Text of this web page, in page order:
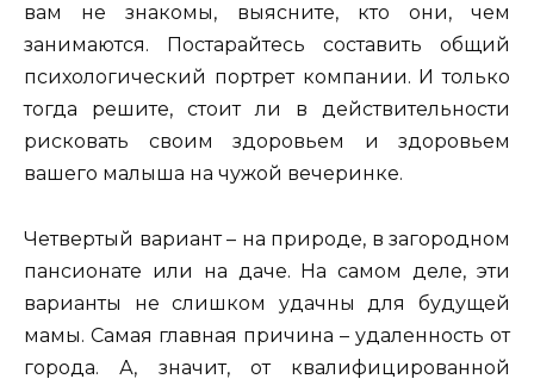
вам не знакомы, выясните, кто они, чем
занимаются. Постарайтесь составить общий
психологический портрет компании. И только
тогда решите, стоит ли в действительности
рисковать своим здоровьем и здоровьем
вашего малыша на чужой вечеринке.
Четвертый вариант – на природе, в загородном
пансионате или на даче. На самом деле, эти
варианты не слишком удачны для будущей
мамы. Самая главная причина – удаленность от
города. А, значит, от квалифицированной